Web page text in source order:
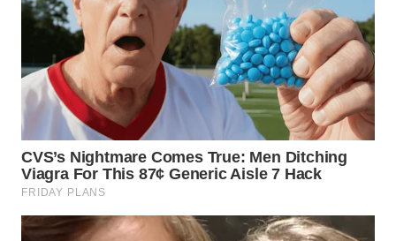
WN
BEKASI
WN
BOGOR
WN
DEPOK
WN